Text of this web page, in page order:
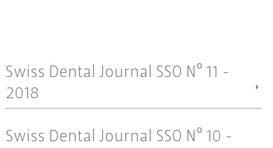
Swiss Dental Journal SSO Nº 11 -
2018
Swiss Dental Journal SSO Nº 10 -